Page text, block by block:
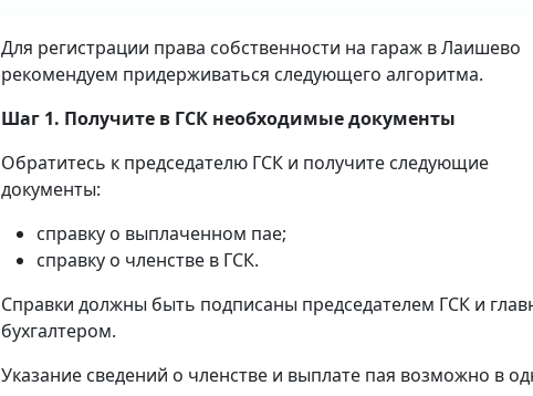
Для регистрации права собственности на гараж в Лаишево
рекомендуем придерживаться следующего алгоритма.
Шаг 1. Получите в ГСК необходимые документы
Обратитесь к председателю ГСК и получите следующие
документы:
справку о выплаченном пае;
справку о членстве в ГСК.
Справки должны быть подписаны председателем ГСК и
бухгалтером.
Указание сведений о членстве и выплате пая возможно в